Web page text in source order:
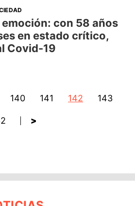
emoción: con 58 años
en estado crítico,
Covid-19
140 141 142 143
>